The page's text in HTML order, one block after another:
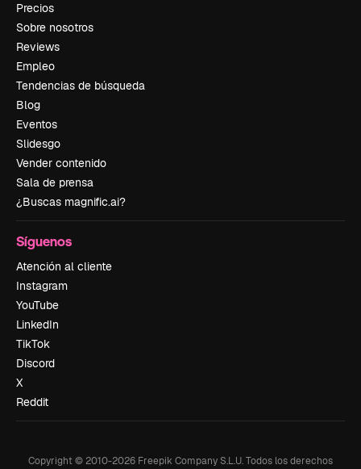
Precios
Sobre nosotros
Reviews
Empleo
Tendencias de búsqueda
Blog
Eventos
Slidesgo
Vender contenido
Sala de prensa
¿Buscas magnific.ai?
Síguenos
Atención al cliente
Instagram
YouTube
LinkedIn
TikTok
Discord
X
Reddit
Copyright © 2010-2026 Freepik Company S.L.U.Todos los derechos